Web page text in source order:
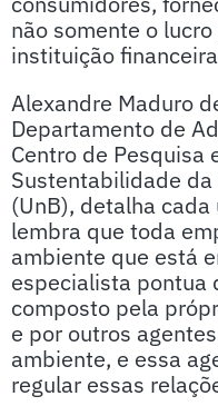
não somente o
instituição
Alexandre Maduro
Departamento de
Centro de Pesquisa
Sustentabilidade
(UnB), detalha
lembra que toda
ambiente que está
especialista pontua
composto pela
e por outros
ambiente, e essa
regular essas